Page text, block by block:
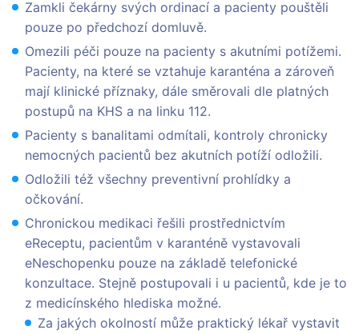
Zamkli čekárny svých ordinací a pacienty pouštěli
pouze po předchozí domluvě.
Omezili péči pouze na pacienty s akutními potížemi.
Pacienty, na které se vztahuje karanténa a zároveň
mají klinické příznaky, dále směrovali dle platných
postupů na KHS a na linku 112.
Pacienty s banalitami odmítali, kontroly chronicky
nemocných pacientů bez akutních potíží odložili.
Odložili též všechny preventivní prohlídky a
očkování.
Chronickou medikaci řešili prostřednictvím
eReceptu, pacientům v karanténě vystavovali
eNeschopenku pouze na základě telefonické
konzultace. Stejně postupovali i u pacientů, kde je to
z medicínského hlediska možné.
Za jakých okolností může praktický lékař vystavit